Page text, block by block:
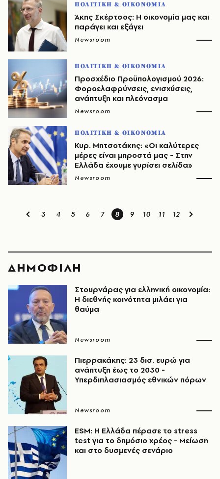
ΠΟΛΙΤΙΚΗ & ΟΙΚΟΝΟΜΙΑ
Άκης Σκέρτσος: Η οικονομία μας και
παράγει και εξάγει
Newsroom
ΠΟΛΙΤΙΚΗ & ΟΙΚΟΝΟΜΙΑ
Προσχέδιο Προϋπολογισμού 2026:
Φοροελαφρύνσεις, ενισχύσεις,
ανάπτυξη και πλεόνασμα
Newsroom
ΠΟΛΙΤΙΚΗ & ΟΙΚΟΝΟΜΙΑ
Κυρ. Μητσοτάκης: «Οι καλύτερες
μέρες είναι μπροστά μας - Στην
Ελλάδα έχουμε γυρίσει σελίδα»
Newsroom
3 4 5 6 7 8 9 10 11 12
ΔΗΜΟΦΙΛΗ
Στουρνάρας για ελληνική οικονομία:
Η διεθνής κοινότητα μιλάει για
θαύμα
Newsroom
Πιερρακάκης: 23 δισ. ευρώ για
ανάπτυξη έως το 2030 -
Υπερδιπλασιασμός εθνικών πόρων
Newsroom
ESM: Η Ελλάδα πέρασε το stress
test για το δημόσιο χρέος - Μείωση
και στο δυσμενές σενάριο